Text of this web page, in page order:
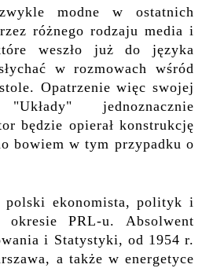
modne w ostatnich
różnego rodzaju media i
weszło już do języka
w rozmowach wśród
. Opatrzenie więc swojej
jednoznacznie
będzie opierał konstrukcję
bowiem w tym przypadku o
polski ekonomista, polityk i
okresie PRL-u. Absolwent
i Statystyki, od 1954 r.
a także w energetyce